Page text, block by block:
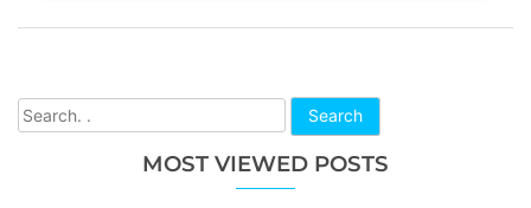
Search
MOST VIEWED POSTS